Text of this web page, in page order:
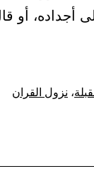
أجداده، أو
، نزول القران